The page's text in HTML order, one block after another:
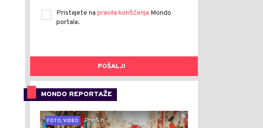
Pristajete na pravila korišćenja Mondo
portala.
POŠALJI
MONDO REPORTAŽE
0
FOTO, VIDEO
Pre 5 h